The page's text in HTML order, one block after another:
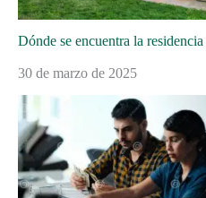
Dónde se encuentra la
30 de marzo de 2025